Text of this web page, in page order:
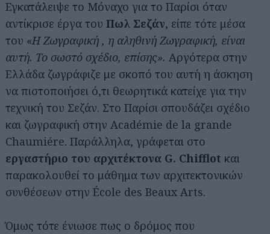
Εγκατάλειψε το Μόναχο για το Παρίσι όταν
αντίκρισε έργα του Πωλ Σεζάν, είπε τότε μέσα
του «Η Ζωγραφική , η αληθινή Ζωγραφική, είναι
αυτή. Το σωστό σχέδιο, επίσης». Αργότερα στην
Ελλάδα ζωγράφιζε με σκοπό του αυτή η άσκηση
να πιστοποιήσει ό,τι θεωρητικά κατείχε για την
τεχνική του Σεζάν. Στο Παρίσι σπουδάζει σχέδιο
και ζωγραφική στην Académie de la grande
Chaumiére. Παράλληλα, γράφεται στο
εργαστήριο του αρχιτέκτονα G. Chifflot και
παρακολουθεί το μάθημα των αρχιτεκτονικών
συνθέσεων στην École des Beaux Arts.
Όμως τότε ένιωσε πως ο δρόμος που
Αναζήτηση
για...